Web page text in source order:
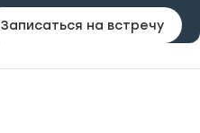
Записаться на встречу